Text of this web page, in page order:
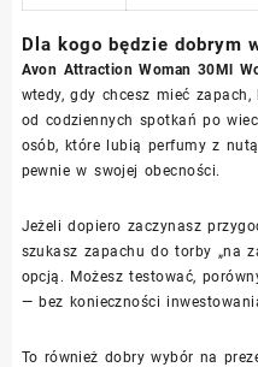
Dla kogo będzie dobrym
Avon Attraction Woman 30Ml
wtedy, gdy chcesz mieć
od codziennych spotkań po
osób, które lubią perfumy z
pewnie w swojej obecności.
Jeżeli dopiero zaczynasz
szukasz zapachu do torby „na
opcją. Możesz testować,
— bez konieczności
To również dobry wybór na